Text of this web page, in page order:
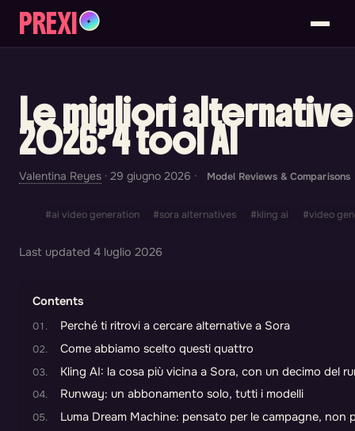
Le migliori
2026: 4 tool AI
Valentina Reyes · 29 giugno 2026 · Model Reviews & Comparisons
#ai video generation #sora alternatives #kling ai #video
Last updated 4 luglio 2026
Contents
Perché ti ritrovi a cercare alternative a Sora
Come abbiamo scelto questi quattro
Kling AI: la cosa più vicina a Sora, con un decimo del
Runway: un abbonamento solo, tutti i modelli
Luma Dream Machine: pensato per le campagne, non
PREXI ✦